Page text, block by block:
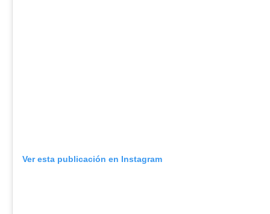
Ver esta publicación en Instagram